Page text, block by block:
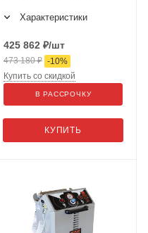
Характеристики
425 862 ₽/шт
473 180₽ -10%
КУПИТЬ
Купить со скидкой
В РАССРОЧКУ